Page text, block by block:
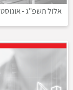
אלול תשפ"ג-אוגוסט 2023